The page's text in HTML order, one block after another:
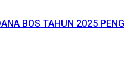
BOS TAHUN 2025